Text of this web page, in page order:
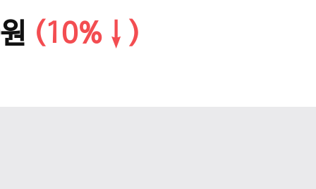
(10%↓)